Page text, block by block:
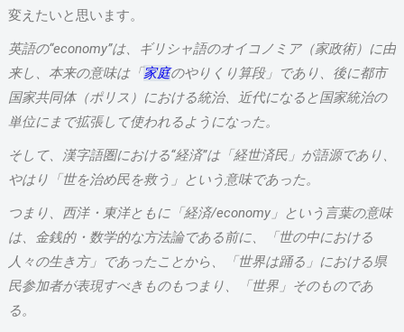
変えたいと思います。
英語の“economy”は、ギリシャ語のオイコノミア（家政術）に由
来し、本来の意味は「家庭のやりくり算段」であり、後に都市
国家共同体（ポリス）における統治、近代になると国家統治の
単位にまで拡張して使われるようになった。
そして、漢字語圏における“経済”は「経世済民」が語源であり、
やはり「世を治め民を救う」という意味であった。
つまり、西洋・東洋ともに「経済/economy」という言葉の意味
は、金銭的・数学的な方法論である前に、「世の中における
人々の生き方」であったことから、「世界は踊る」における県
民参加者が表現すべきものもつまり、「世界」そのものであ
る。